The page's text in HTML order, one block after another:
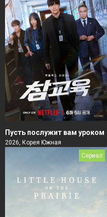
Пусть послужит вам уроком
2026, Корея Южная
Сериал